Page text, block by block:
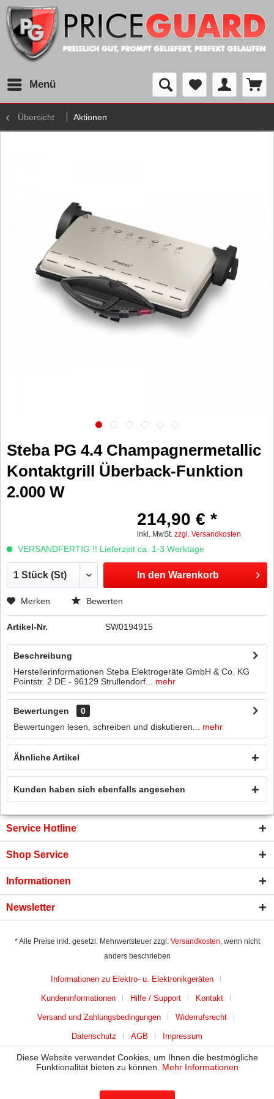
Menü
Übersicht Aktionen
Steba PG 4.4 Champagnermetallic
Kontaktgrill Überback-Funktion
2.000 W
214,90 € *
inkl. MwSt. zzgl. Versandkosten
VERSANDFERTIG !! Lieferzeit ca. 1-3 Werktage
In den Warenkorb
Merken Bewerten
Artikel-Nr. SW0194915
Beschreibung
Herstellerinformationen Steba Elektrogeräte GmbH & Co. KG
Pointstr. 2 DE - 96129 Strullendorf...
mehr
Bewertungen
0
Bewertungen lesen, schreiben und diskutieren...
mehr
Ähnliche Artikel
Kunden haben sich ebenfalls angesehen
Service Hotline
Shop Service
Informationen
Newsletter
* Alle Preise inkl. gesetzl. Mehrwertsteuer zzgl. Versandkosten, wenn nicht
anders beschrieben
Informationen zu Elektro- u. Elektronikgeräten
Kundeninformationen Hilfe / Support Kontakt
Versand und Zahlungsbedingungen Widerrufsrecht
Datenschutz AGB Impressum
Diese Website verwendet Cookies, um Ihnen die bestmögliche
Funktionalität bieten zu können. Mehr Informationen